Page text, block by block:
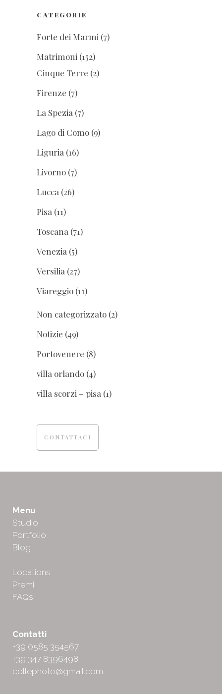
CATEGORIE
Forte dei Marmi (7)
Matrimoni (152)
Cinque Terre (2)
Firenze (7)
La Spezia (7)
Lago di Como (9)
Liguria (16)
Livorno (7)
Lucca (26)
Pisa (11)
Toscana (71)
Venezia (5)
Versilia (27)
Viareggio (11)
Non categorizzato (2)
Notizie (49)
Portovenere (8)
villa orlando (4)
villa scorzi – pisa (1)
CONTATTACI
Menu
Studio
Portfolio
Blog
Locations
Premi
FAQs
Contatti
+39 0585 354567
+39 347 8396498
collephoto@gmail.com